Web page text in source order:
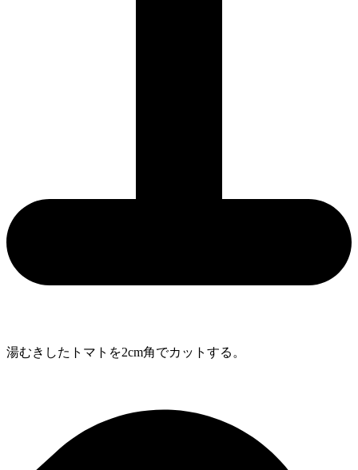
湯むきしたトマトを2cm角でカットする。